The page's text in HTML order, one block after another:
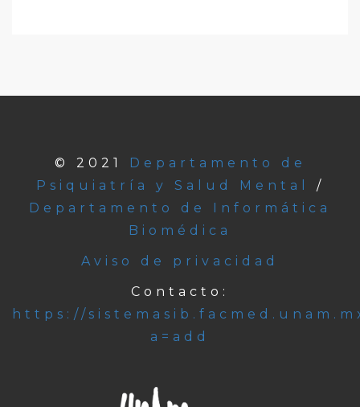
© 2021
Departamento de
Psiquiatría y Salud Mental
/
Departamento de Informática
Biomédica
Aviso de privacidad
Contacto:
https://
a=add